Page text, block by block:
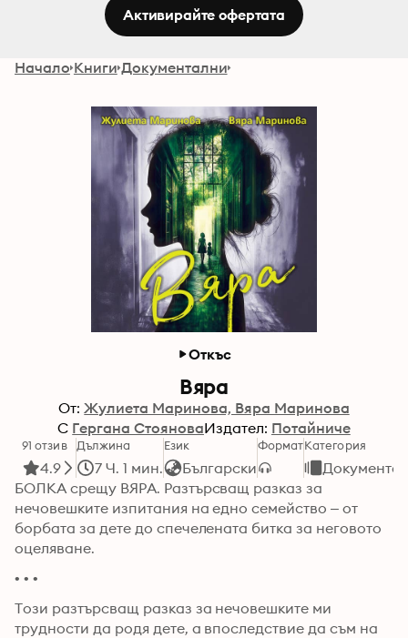
Активирайте офертата
Начало Книги Документални
Откъс
Вяра
От: Жулиета Маринова, Вяра Маринова
С Гергана СтояноваИздател: Потайниче
91 отзив
4.9
Дължина
7 Ч. 1 мин.
Език
Български
ФорматКатегория
БОЛКА срещу ВЯРА. Разтърсващ разказ за
нечовешките изпитания на едно семейство – от
борбата за дете до спечелената битка за неговото
оцеляване.
• • •
Този разтърсващ разказ за нечовешките ми
трудности да родя дете, а впоследствие да съм на